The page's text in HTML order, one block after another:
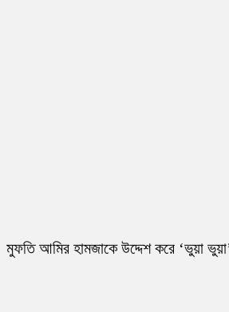
মুফতি আমির হামজাকে উদ্দেশ করে ‘ভুয়া